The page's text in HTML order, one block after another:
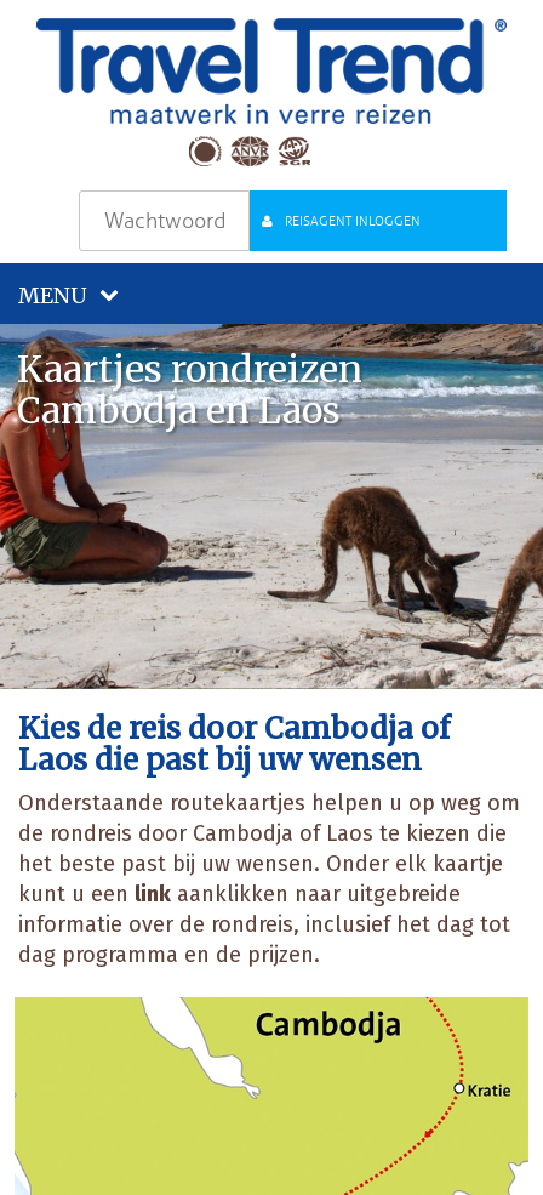
REISAGENT INLOGGEN
MENU
Kaartjes rondreizen
Cambodja en Laos
Kies de reis door Cambodja of
Laos die past bij uw wensen
Onderstaande routekaartjes helpen u op weg om
de rondreis door Cambodja of Laos te kiezen die
het beste past bij uw wensen. Onder elk kaartje
kunt u een link aanklikken naar uitgebreide
informatie over de rondreis, inclusief het dag tot
dag programma en de prijzen.